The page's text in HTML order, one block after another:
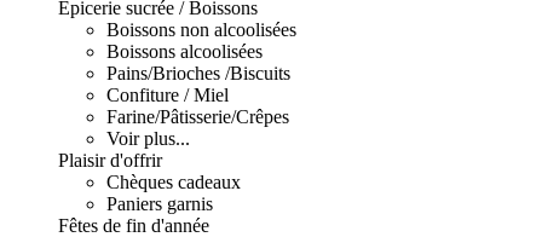
Epicerie sucrée / Boissons
Boissons non alcoolisées
Boissons alcoolisées
Pains/Brioches /Biscuits
Confiture / Miel
Farine/Pâtisserie/Crêpes
Voir plus...
Plaisir d'offrir
Chèques cadeaux
Paniers garnis
Fêtes de fin d'année